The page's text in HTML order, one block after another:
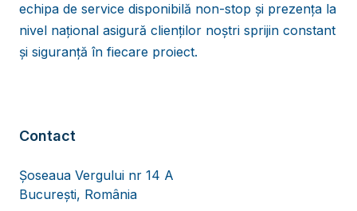
echipa de service disponibilă non-stop și prezența la
nivel național asigură clienților noștri sprijin constant
și siguranță în fiecare proiect.
Contact
Șoseaua Vergului nr 14 A
București, România